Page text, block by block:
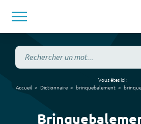
Vous êtes ici :
Accueil
Dictionnaire brinquebalement